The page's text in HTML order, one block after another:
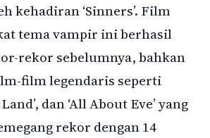
kehadiran ‘Sinners’. Film
tema vampir ini berhasil
rekor sebelumnya, bahkan
film legendaris seperti
dan ‘All About Eve’ yang
rekor dengan 14